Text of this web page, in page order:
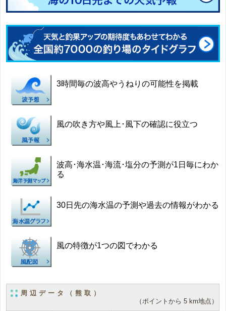
3時間毎の波高やうねりの可能性を掲載
風の吹き方や風上･風下の確認に役立つ
波高･海水温･海流･塩分の予測が1日毎にわか
る
30日先の海水温の予測や過去の情報がわかる
風の特徴が1つの図でわかる
周辺データ（熊取）
（ポイントから 5 km地点）